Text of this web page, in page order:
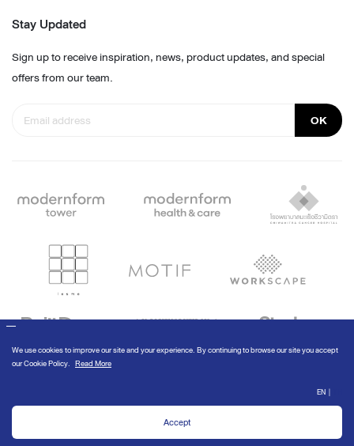
Stay Updated
Sign up to receive inspiration, news, product updates, and special
offers from our team.
OK
© Modernform 2020
We use cookies to improve our site and your experience. By continuing to
browse our site you accept our
Cookie Policy.